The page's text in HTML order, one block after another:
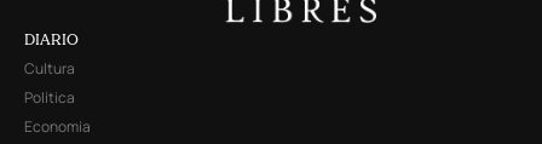
DIARIO
Cultura
Política
Economía